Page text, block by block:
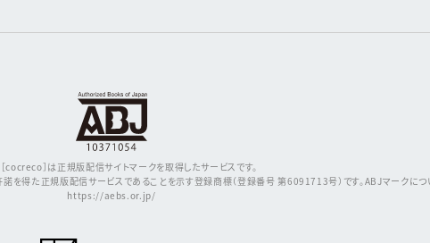
cocreco］は正規版配信サイトマークを取得したサービスです。
得た正規版配信サービスであることを示す登録商標（登録番号 第6091713号）です。ABJマークについ
https://aebs.or.jp/